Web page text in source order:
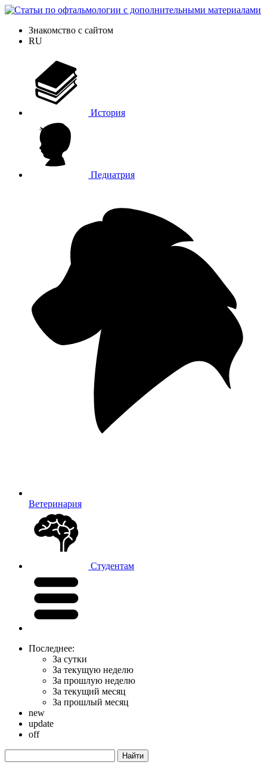
Знакомство с сайтом
RU
История
Педиатрия
Ветеринария
Студентам
Последнее:
За сутки
За текущую неделю
За прошлую неделю
За текущий месяц
За прошлый месяц
new
update
off